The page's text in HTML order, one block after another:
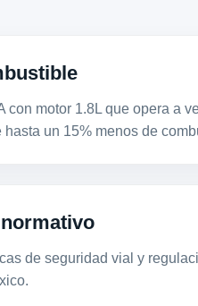
con motor 1.8L que opera a
un 15% menos de
de seguridad vial y